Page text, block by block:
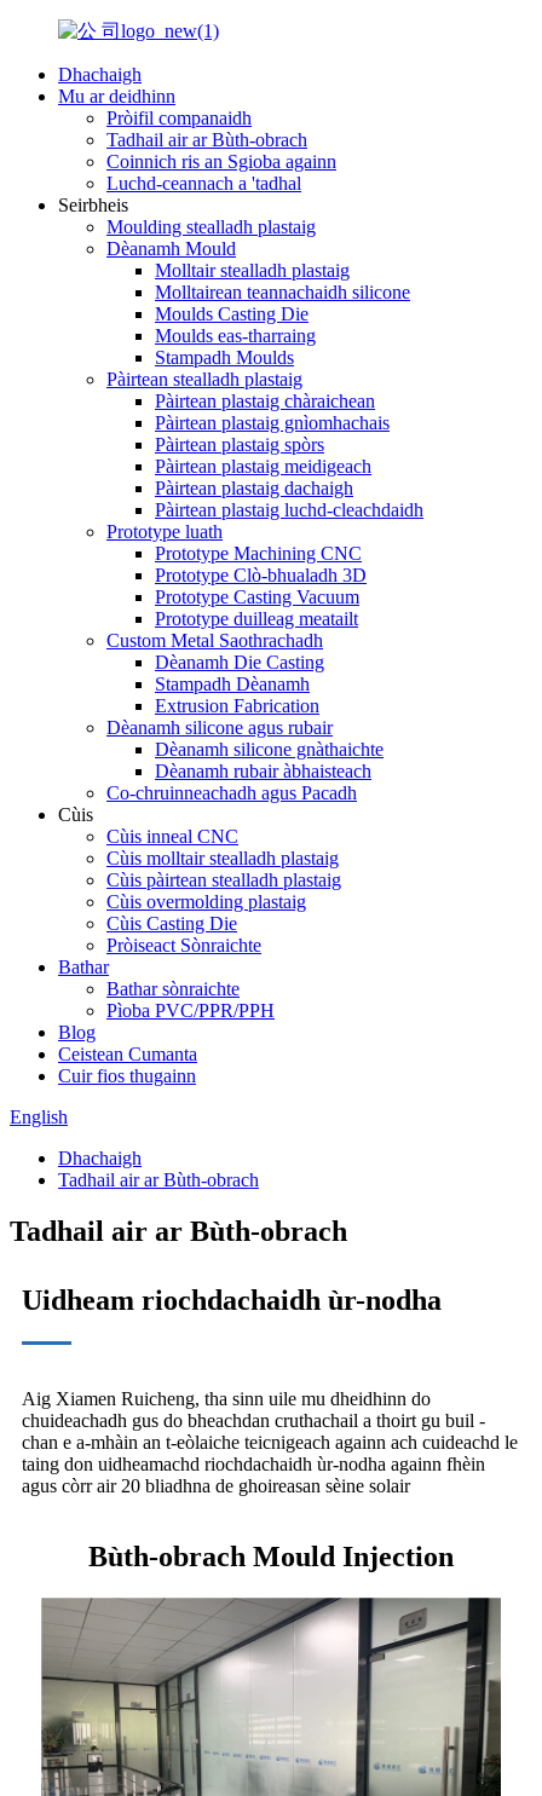
Dhachaigh
Mu ar deidhinn
Pròifil companaidh
Tadhail air ar Bùth-obrach
Coinnich ris an Sgioba againn
Luchd-ceannach a 'tadhal
Seirbheis
Moulding stealladh plastaig
Dèanamh Mould
Molltair stealladh plastaig
Molltairean teannachaidh silicone
Moulds Casting Die
Moulds eas-tharraing
Stampadh Moulds
Pàirtean stealladh plastaig
Pàirtean plastaig chàraichean
Pàirtean plastaig gnìomhachais
Pàirtean plastaig spòrs
Pàirtean plastaig meidigeach
Pàirtean plastaig dachaigh
Pàirtean plastaig luchd-cleachdaidh
Prototype luath
Prototype Machining CNC
Prototype Clò-bhualadh 3D
Prototype Casting Vacuum
Prototype duilleag meatailt
Custom Metal Saothrachadh
Dèanamh Die Casting
Stampadh Dèanamh
Extrusion Fabrication
Dèanamh silicone agus rubair
Dèanamh silicone gnàthaichte
Dèanamh rubair àbhaisteach
Co-chruinneachadh agus Pacadh
Cùis
Cùis inneal CNC
Cùis molltair stealladh plastaig
Cùis pàirtean stealladh plastaig
Cùis overmolding plastaig
Cùis Casting Die
Pròiseact Sònraichte
Bathar
Bathar sònraichte
Pìoba PVC/PPR/PPH
Blog
Ceistean Cumanta
Cuir fios thugainn
English
Dhachaigh
Tadhail air ar Bùth-obrach
Tadhail air ar Bùth-obrach
Uidheam riochdachaidh ùr-nodha
Aig Xiamen Ruicheng, tha sinn uile mu dheidhinn do
chuideachadh gus do bheachdan cruthachail a thoirt gu buil -
chan e a-mhàin an t-eòlaiche teicnigeach againn ach cuideachd le
taing don uidheamachd riochdachaidh ùr-nodha againn fhèin
agus còrr air 20 bliadhna de ghoireasan sèine solair
Bùth-obrach Mould Injection